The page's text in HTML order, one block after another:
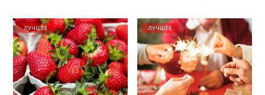
ЛУЧШЕЕ ЛУЧШЕЕ